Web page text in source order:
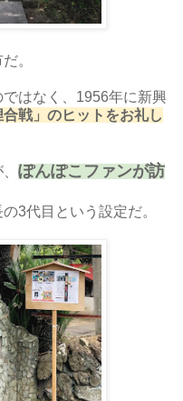
。
はなく、1956年に新興
戦」のヒットをお礼し
ぽんぽこファンが訪
3代目という設定だ。